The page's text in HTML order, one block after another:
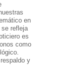
en
se refleja
es
como
y